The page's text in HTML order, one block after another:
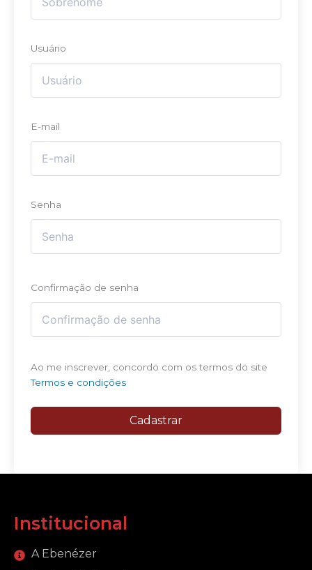
Usuário
E-mail
Senha
Confirmação de senha
Ao me inscrever, concordo com os termos do site
Termos e condições
Cadastrar
Institucional
A Ebenézer